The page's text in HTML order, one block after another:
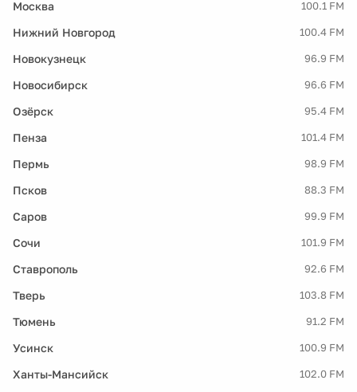
Москва 100.1 FM
Нижний Новгород 100.4 FM
Новокузнецк 96.9 FM
Новосибирск 96.6 FM
Озёрск 95.4 FM
Пенза 101.4 FM
Пермь 98.9 FM
Псков 88.3 FM
Саров 99.9 FM
Сочи 101.9 FM
Ставрополь 92.6 FM
Тверь 103.8 FM
Тюмень 91.2 FM
Усинск 100.9 FM
Ханты-Мансийск 102.0 FM